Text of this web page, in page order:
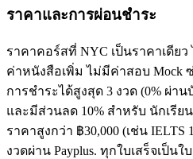
ราคาและการผ่อนชำระ
ราคาคอร์สที่ NYC เป็นราคาเดีย
ค่าหนังสือเพิ่ม ไม่มีค่าสอบ Mock
การชำระได้สูงสุด 3 งวด (0% ผ่าน
และมีส่วนลด 10% สำหรับ นักเรีย
ราคาสูงกว่า ฿30,000 (เช่น IELTS
งวดผ่าน Payplus. ทุกใบเสร็จเป็น